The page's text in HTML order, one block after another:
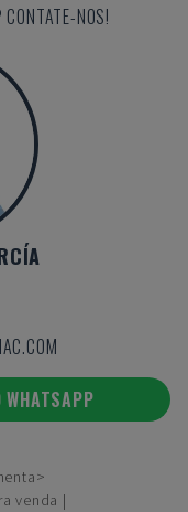
NOS!
WHATSAPP
venda |